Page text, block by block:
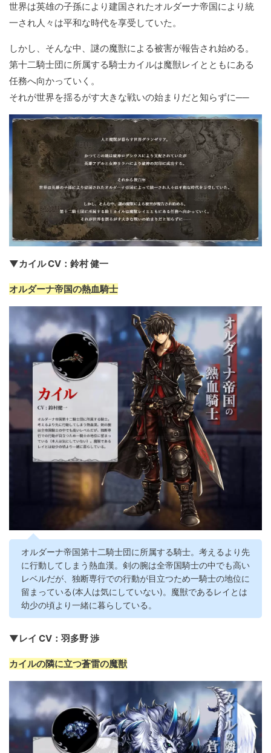
世界は英雄の子孫により建国されたオルダーナ帝国により統
一され人々は平和な時代を享受していた。
しかし、そんな中、謎の魔獣による被害が報告され始める。
第十二騎士団に所属する騎士カイルは魔獣レイとともにある
任務へ向かっていく。
それが世界を揺るがす大きな戦いの始まりだと知らずに──
▼カイル CV：鈴村 健一
オルダーナ帝国の熱血騎士
オルダーナ帝国第十二騎士団に所属する騎士。考えるより先
に行動してしまう熱血漢。剣の腕は全帝国騎士の中でも高い
レベルだが、独断専行での行動が目立つため一騎士の地位に
留まっている(本人は気にしていない)。魔獣であるレイとは
幼少の頃より一緒に暮らしている。
▼レイ CV：羽多野 渉
カイルの隣に立つ蒼雷の魔獣